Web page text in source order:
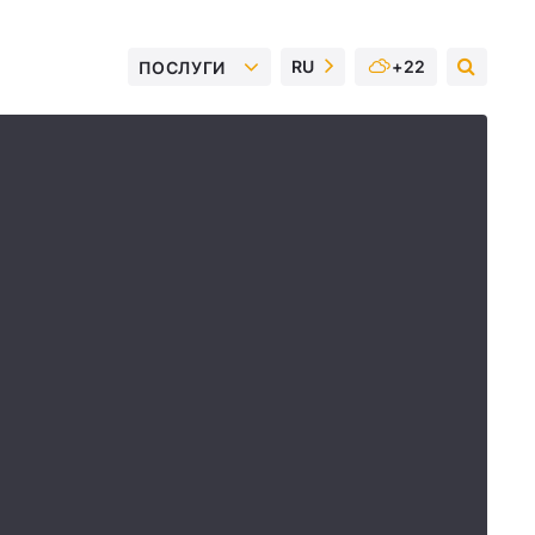
ПОСЛУГИ RU +22